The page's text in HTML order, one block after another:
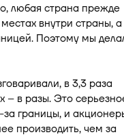
любая страна прежде
внутри страны,
Поэтому мы
в 3,3 раза
– в разы. Это
за границы, и
производить, чем за